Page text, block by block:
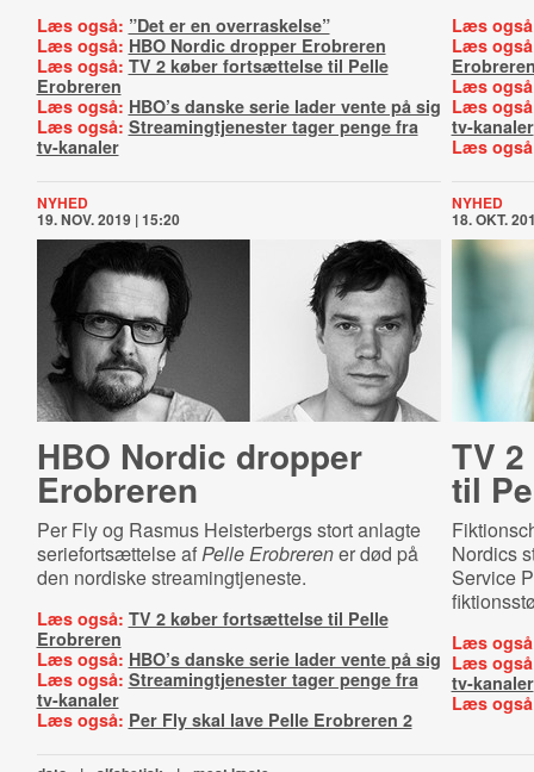
Læs også: ”Det er en overraskelse”
Læs også: HBO Nordic dropper Erobreren
Læs også: TV 2 køber fortsættelse til Pelle
Erobreren
Læs også: HBO’s danske serie lader vente på sig
Læs også: Streamingtjenester tager penge fra
tv-kanaler
Læs
Læs
Læs
Læs
tv-kanaler
Læs
NYHED
19. NOV. 2019 | 15:20
HBO Nordic dropper
Erobreren
Per Fly og Rasmus Heisterbergs stort anlagte
seriefortsættelse afPelle Erobrerener død på
den nordiske streamingtjeneste.
Læs også: TV 2 køber fortsættelse til Pelle
Erobreren
Læs også: HBO’s danske serie lader vente på sig
Læs også: Streamingtjenester tager penge fra
tv-kanaler
Læs også: Per Fly skal lave Pelle Erobreren 2
NYHED
18. OKT.
TV
til
Nordics
Service
Læs
Læs
tv-kanaler
Læs